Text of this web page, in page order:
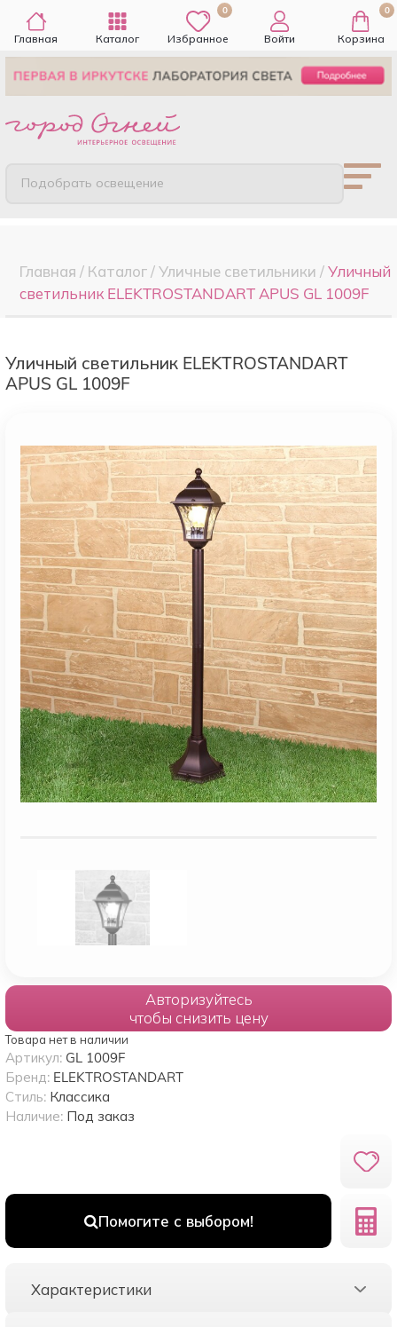
Главная Каталог
0
Избранное Войти
0
Корзина
Подобрать освещение
Главная / Каталог/Уличные светильники /Уличный
светильник ELEKTROSTANDART APUS GL 1009F
Уличный светильник ELEKTROSTANDART
APUS GL 1009F
Авторизуйтесь
чтобы снизить цену
Товара нет в наличии
Помогите с выбором!
Артикул: GL 1009F
Бренд: ELEKTROSTANDART
Стиль: Классика
Наличие: Под заказ
Характеристики